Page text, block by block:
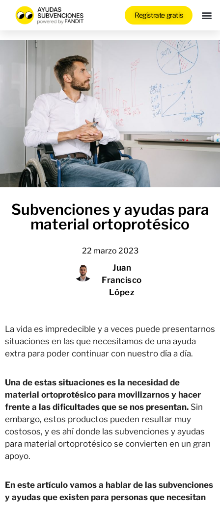
Regístrate gratis
Subvenciones y ayudas para
material ortoprotésico
22 marzo 2023
Juan
Francisco
López
La vida es impredecible y a veces puede presentarnos
situaciones en las que necesitamos de una ayuda
extra para poder continuar con nuestro día a día.
Una de estas situaciones es la necesidad de
material ortoprotésico para movilizarnos y hacer
frente a las dificultades que se nos presentan. Sin
embargo, estos productos pueden resultar muy
costosos, y es ahí donde las subvenciones y ayudas
para material ortoprotésico se convierten en un gran
apoyo.
En este artículo vamos a hablar de las subvenciones
y ayudas que existen para personas que necesitan